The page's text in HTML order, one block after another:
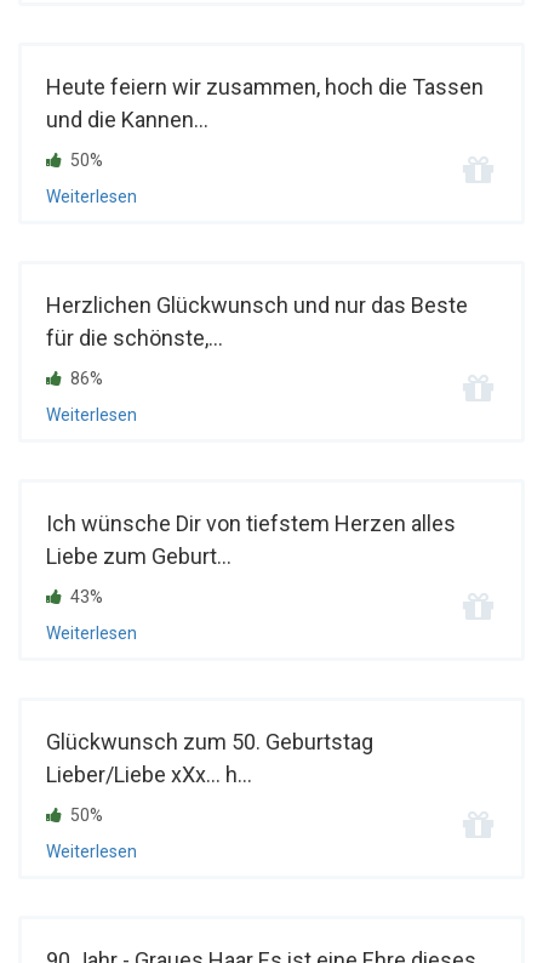
Heute feiern wir zusammen, hoch die Tassen
und die Kannen...
50%
Weiterlesen
Herzlichen Glückwunsch und nur das Beste
für die schönste,...
86%
Weiterlesen
Ich wünsche Dir von tiefstem Herzen alles
Liebe zum Geburt...
43%
Weiterlesen
Glückwunsch zum 50. Geburtstag
Lieber/Liebe xXx... h...
50%
Weiterlesen